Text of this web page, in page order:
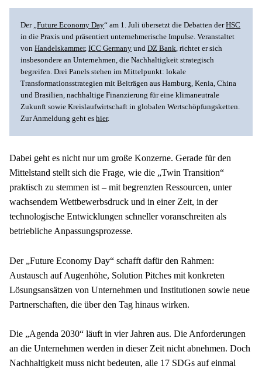
Der „Future Economy Day“ am 1. Juli übersetzt die Debatten der HSC
in die Praxis und präsentiert unternehmerische Impulse. Veranstaltet
von Handelskammer, ICC Germany und DZ Bank, richtet er sich
insbesondere an Unternehmen, die Nachhaltigkeit strategisch
begreifen. Drei Panels stehen im Mittelpunkt: lokale
Transformationsstrategien mit Beiträgen aus Hamburg, Kenia, China
und Brasilien, nachhaltige Finanzierung für eine klimaneutrale
Zukunft sowie Kreislaufwirtschaft in globalen Wertschöpfungsketten.
Zur Anmeldung geht es hier.
Dabei geht es nicht nur um große Konzerne. Gerade für den
Mittelstand stellt sich die Frage, wie die „Twin Transition“
praktisch zu stemmen ist – mit begrenzten Ressourcen, unter
wachsendem Wettbewerbsdruck und in einer Zeit, in der
technologische Entwicklungen schneller voranschreiten als
betriebliche Anpassungsprozesse.
Der „Future Economy Day“ schafft dafür den Rahmen:
Austausch auf Augenhöhe, Solution Pitches mit konkreten
Lösungsansätzen von Unternehmen und Institutionen sowie neue
Partnerschaften, die über den Tag hinaus wirken.
Die „Agenda 2030“ läuft in vier Jahren aus. Die Anforderungen
an die Unternehmen werden in dieser Zeit nicht abnehmen. Doch
Nachhaltigkeit muss nicht bedeuten, alle 17 SDGs auf einmal